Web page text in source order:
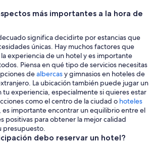
más importantes a la hora de
significa decidirte por estancias que
únicas. Hay muchos factores que
experiencia de un hotel y es importante
Piensa en qué tipo de servicios necesitas
dealbercasy gimnasios en hoteles de
La ubicación también puede jugar un
experiencia, especialmente si quieres estar
como el centro de la ciudad o hoteles
es importante encontrar un equilibrio entre el
positivas para obtener la mejor calidad
presupuesto.
debo reservar un hotel?